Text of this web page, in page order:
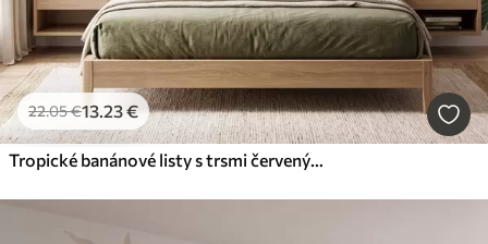
22.05€13 .23€